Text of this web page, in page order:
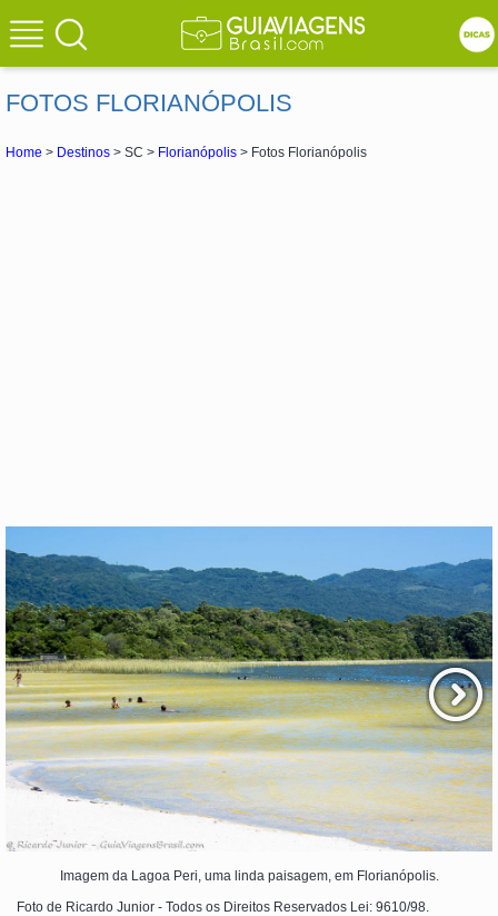
FOTOS FLORIANÓPOLIS
Home > Destinos > SC > Florianópolis > Fotos Florianópolis
Imagem da Lagoa Peri, uma linda paisagem, em Florianópolis.
Foto de Ricardo Junior - Todos os Direitos Reservados Lei: 9610/98.